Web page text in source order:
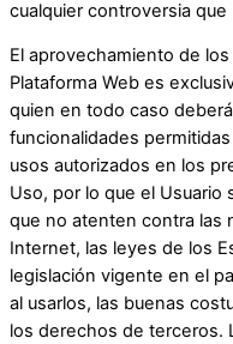
cualquier controversia
El aprovechamiento de
Plataforma Web es
quien en todo caso
funcionalidades
usos autorizados en los
Uso, por lo que el Usuario
que no atenten contra las
Internet, las leyes de los
legislación vigente en el
al usarlos, las buenas
los derechos de terceros.